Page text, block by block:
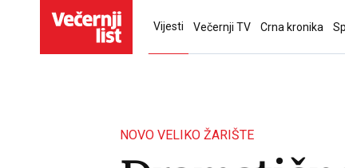
Vijesti Večernji TV Crna kronika
NOVO VELIKO ŽARIŠTE